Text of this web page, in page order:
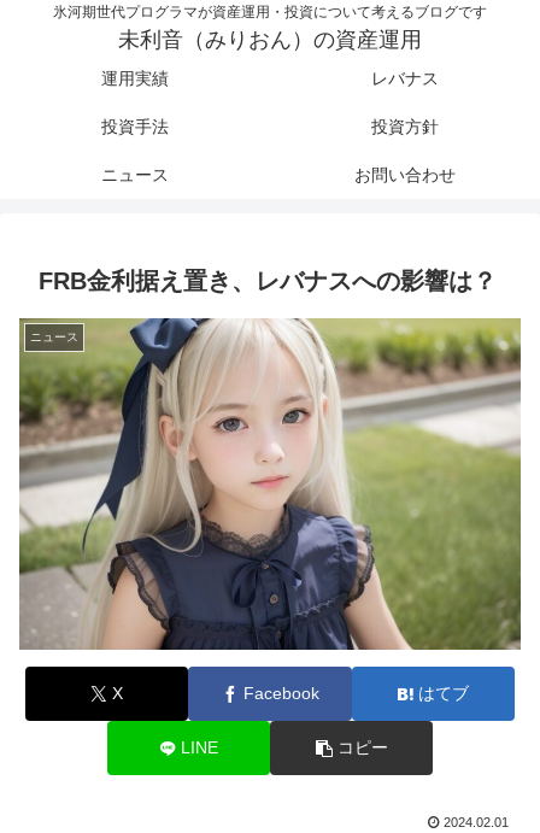
氷河期世代プログラマが資産運用・投資について考えるブログです
未利音（みりおん）の資産運用
運用実績 レバナス
投資手法 投資方針
ニュース お問い合わせ
FRB金利据え置き、レバナスへの影響は？
ニュース
X Facebook はてブ
LINE コピー
2024.02.01